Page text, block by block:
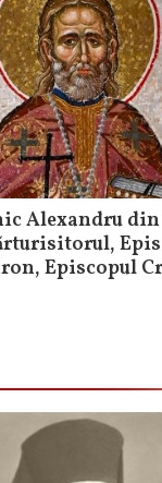
Alexandru din
Episcopul